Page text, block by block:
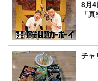
8月4
「
チャ